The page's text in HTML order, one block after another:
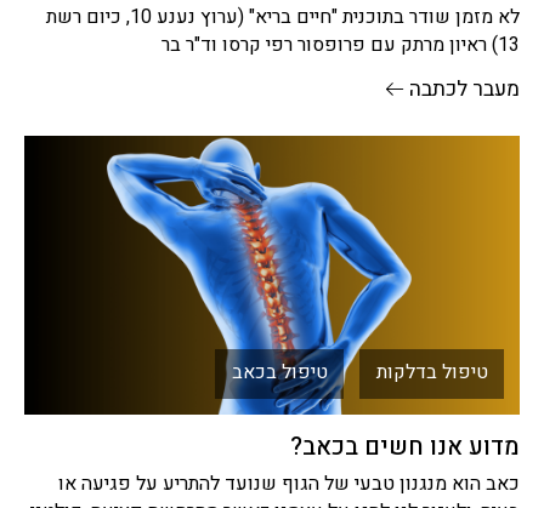
לא מזמן שודר בתוכנית "חיים בריא" (ערוץ נענע 10, כיום רשת
13) ראיון מרתק עם פרופסור רפי קרסו וד"ר בר
מעבר לכתבה
טיפול בדלקות טיפול בכאב
מדוע אנו חשים בכאב?
כאב הוא מנגנון טבעי של הגוף שנועד להתריע על פגיעה או